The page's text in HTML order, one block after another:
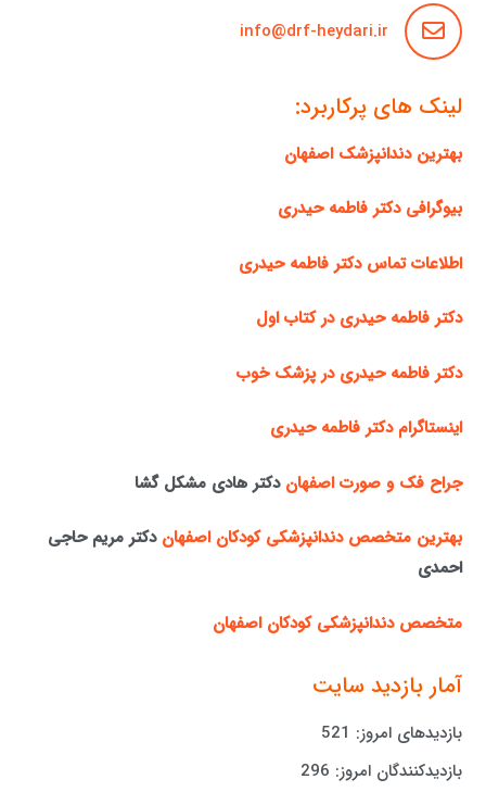
info@drf-heydari.ir
لینک های پرکاربرد:
بهترین دندانپزشک اصفهان
بیوگرافی دکتر فاطمه حیدری
اطلاعات تماس دکتر فاطمه حیدری
دکتر فاطمه حیدری در کتاب اول
دکتر فاطمه حیدری در پزشک خوب
اینستاگرام دکتر فاطمه حیدری
جراح فک و صورت اصفهان دکتر هادی مشکل گشا
بهترین متخصص دندانپزشکی کودکان اصفهان دکتر مریم حاجی
احمدی
متخصص دندانپزشکی کودکان اصفهان
آمار بازدید سایت
بازدیدهای امروز: 521
بازدیدکنندگان امروز: 296